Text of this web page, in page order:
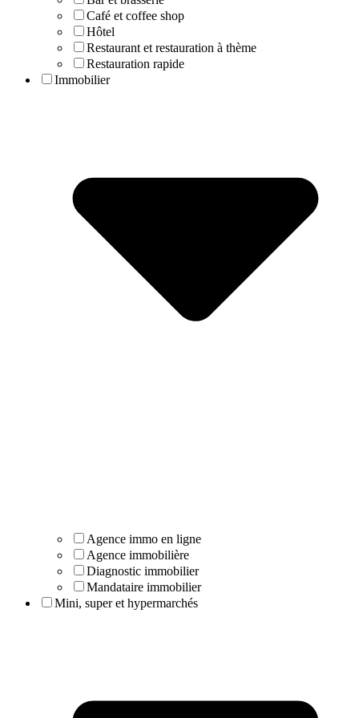
Café et coffee shop
Hôtel
Restaurant et restauration à thème
Restauration rapide
Immobilier
Agence immo en ligne
Agence immobilière
Diagnostic immobilier
Mandataire immobilier
Mini, super et hypermarchés